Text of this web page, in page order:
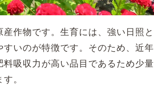
作物です。生育には、強い日照と
いのが特徴です。そのため、近年
吸収力が高い品目であるため少量
。